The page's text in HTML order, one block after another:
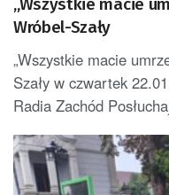
Wróbel-Szały
„Wszystkie macie
Szały w czwartek
Radia Zachód